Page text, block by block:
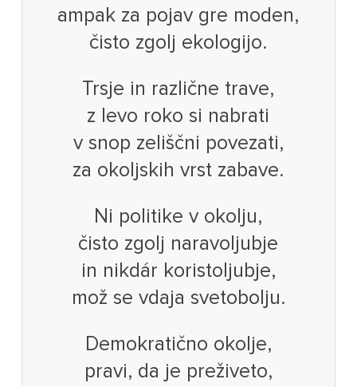
ampak za pojav gre moden,
čisto zgolj ekologijo.
Trsje in različne trave,
z levo roko si nabrati
v snop zeliščni povezati,
za okoljskih vrst zabave.
Ni politike v okolju,
čisto zgolj naravoljubje
in nikdár koristoljubje,
mož se vdaja svetobolju.
Demokratično okolje,
pravi, da je preživeto,